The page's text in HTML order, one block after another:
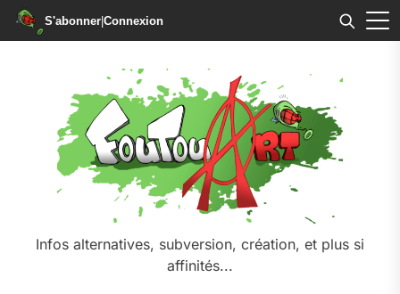
S'abonner|Connexion
Infos alternatives, subversion, création, et plus si
affinités...